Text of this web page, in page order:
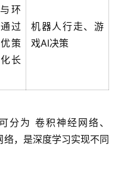
环
过
策
长
机器人行走、游
戏AI决策
分为 卷积神经网络、
，是深度学习实现不同